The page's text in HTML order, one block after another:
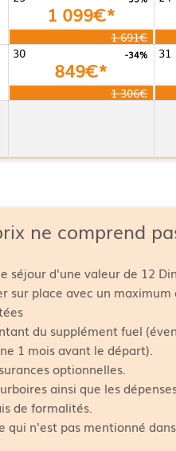
ne comprend
séjour d'une valeur de 12
sur place avec un
du supplément fuel
1 mois avant le départ).
optionnelles.
ainsi que les
de formalités.
qui n'est pas mentionné
1 099€*
1 691€
30 31
-34%
849€*
1 306€